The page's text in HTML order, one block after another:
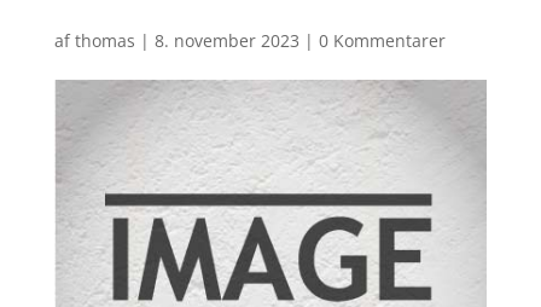
afthomas | 8. november 2023 | 0 Kommentarer